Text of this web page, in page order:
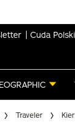
Cuda Polski
Traveler